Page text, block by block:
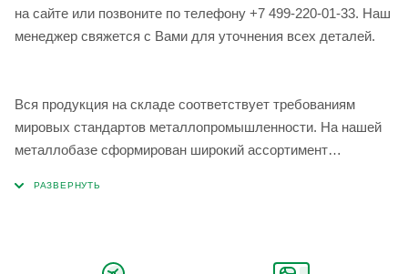
на сайте или позвоните по телефону +7 499-220-01-33. Наш
менеджер свяжется с Вами для уточнения всех деталей.
Вся продукция на складе соответствует требованиям
мировых стандартов металлопромышленности. На нашей
металлобазе сформирован широкий ассортимент